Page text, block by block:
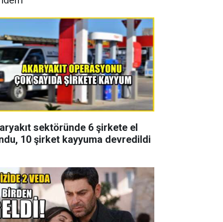
sektöründe 6 şirkete el
10 şirket kayyuma devredildi